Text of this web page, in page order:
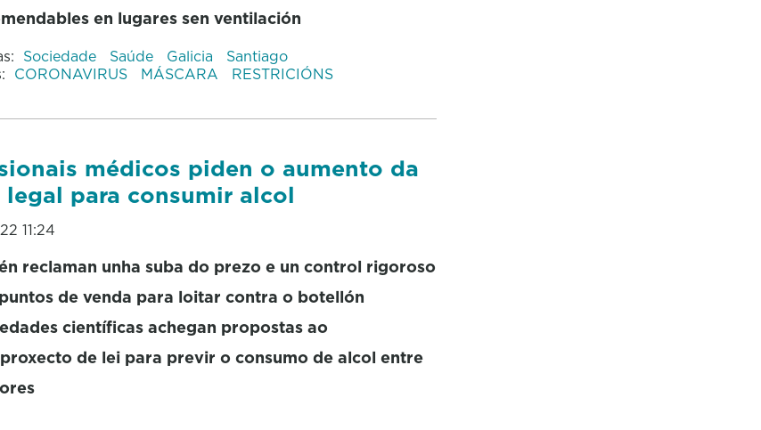
en lugares sen ventilación
Sociedade Saúde Galicia
Santiago
CORONAVIRUS MÁSCARA RESTRICIÓNS
médicos piden o aumento da
legal para consumir alcol
11:24
reclaman unha suba do prezo e un control rigoroso
de venda para loitar contra o botellón
científicas achegan propostas ao
de lei para previr o consumo de alcol entre